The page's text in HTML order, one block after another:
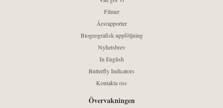
Filmer
Årsrapporter
Biogeografisk uppföljning
Nyhetsbrev
In English
Butterfly Indicators
Kontakta oss
Övervakningen